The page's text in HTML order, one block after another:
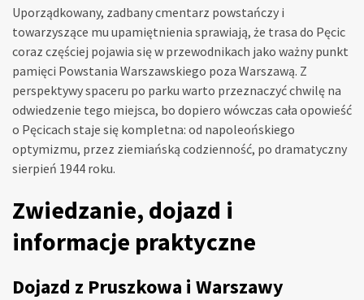
Uporządkowany, zadbany cmentarz powstańczy i
towarzyszące mu upamiętnienia sprawiają, że trasa do Pęcic
coraz częściej pojawia się w przewodnikach jako ważny punkt
pamięci Powstania Warszawskiego poza Warszawą. Z
perspektywy spaceru po parku warto przeznaczyć chwilę na
odwiedzenie tego miejsca, bo dopiero wówczas cała opowieść
o Pęcicach staje się kompletna: od napoleońskiego
optymizmu, przez ziemiańską codzienność, po dramatyczny
sierpień 1944 roku.
Zwiedzanie, dojazd i
informacje praktyczne
Dojazd z Pruszkowa i Warszawy